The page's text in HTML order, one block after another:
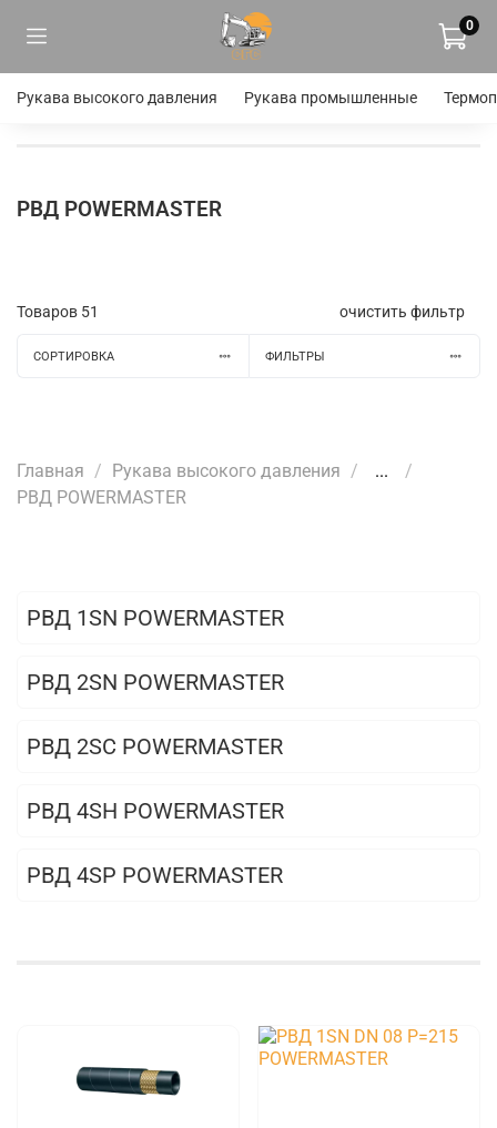
0
Рукава высокого давления Рукава промышленные
РВД POWERMASTER
Товаров 51 очистить фильтр
СОРТИРОВКА ФИЛЬТРЫ
Главная Рукава высокого давления
...
РВД POWERMASTER
РВД 1SN POWERMASTER
РВД 2SN POWERMASTER
РВД 2SC POWERMASTER
РВД 4SH POWERMASTER
РВД 4SP POWERMASTER